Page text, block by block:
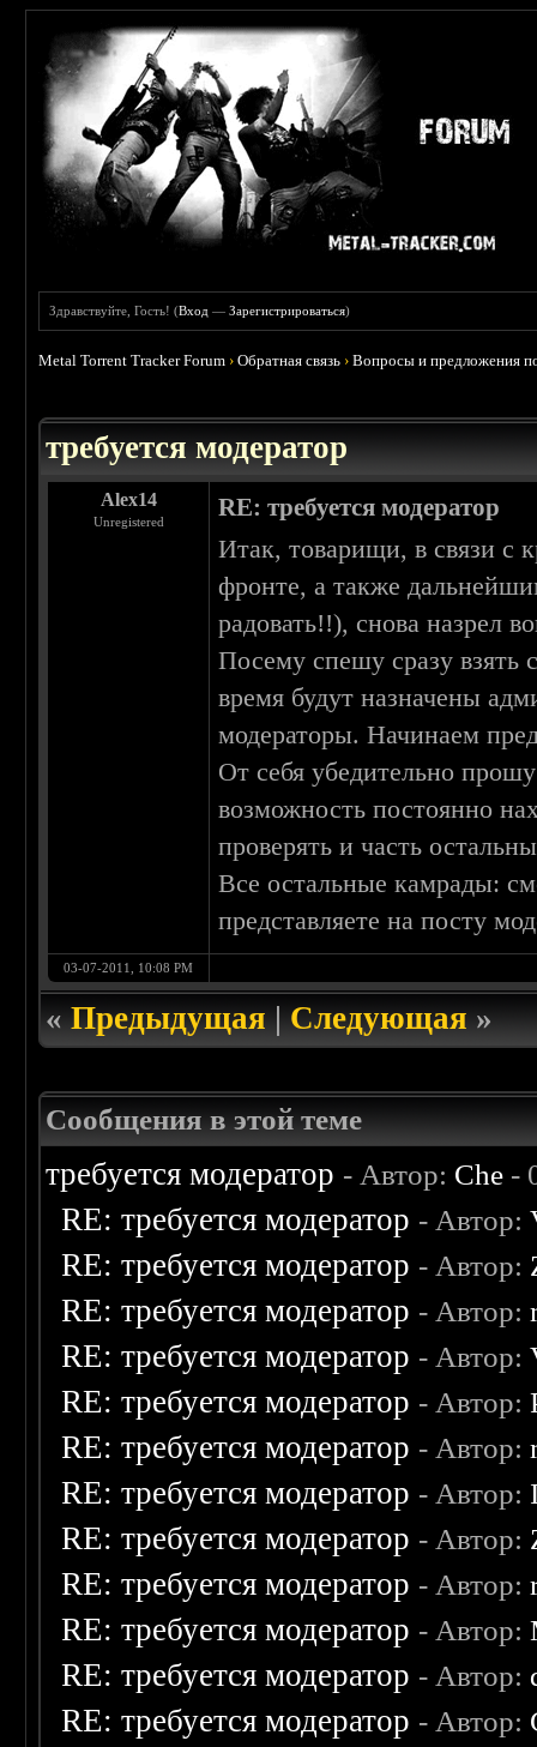
Здравствуйте, Гость! (Вход —Зарегистрироваться)
Metal Torrent Tracker Forum ›Обратная связь ›Вопросы и предложения
требуется модератор
Alex14
Unregistered
RE: требуется модератор
Итак, товарищи, в связи с
фронте, а также
радовать!!), снова назрел
Посему спешу сразу взять
время будут назначены
модераторы. Начинаем
От себя убедительно
возможность постоянно
проверять и часть
Все остальные камрады:
представляете на посту
03-07-2011, 10:08 PM
«Предыдущая|Следующая»
Сообщения в этой теме
требуется модератор - Автор: Che -
RE: требуется модератор - Автор:
RE: требуется модератор - Автор:
RE: требуется модератор - Автор:
RE: требуется модератор - Автор:
RE: требуется модератор - Автор:
RE: требуется модератор - Автор:
RE: требуется модератор - Автор:
RE: требуется модератор - Автор:
RE: требуется модератор - Автор:
RE: требуется модератор - Автор:
RE: требуется модератор - Автор:
RE: требуется модератор - Автор: